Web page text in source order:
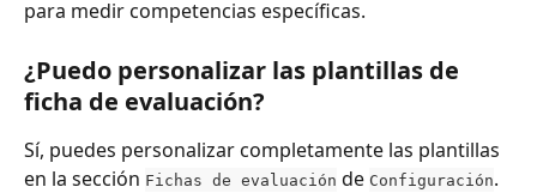
para medir competencias específicas.
¿Puedo personalizar las plantillas de
ficha de evaluación?
Sí, puedes personalizar completamente las plantillas
en la sección Fichas de evaluación de Configuración.